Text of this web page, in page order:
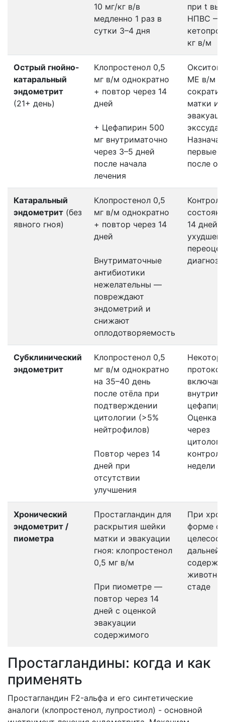
10 мг/кг в/в
медленно 1 раз в
сутки 3–4 дня
при t
НПВС —
кг в/м
Острый гнойно-
катаральный
эндометрит
(21+ день)
Клопростенол 0,5
мг в/м однократно
+ повтор через 14
дней
+ Цефапирин 500
мг внутриматочно
через 3–5 дней
после начала
лечения
МЕ в/м
матки и
первые
после
Катаральный
эндометрит (без
явного гноя)
Клопростенол 0,5
мг в/м однократно
+ повтор через 14
дней
Внутриматочные
антибиотики
нежелательны —
повреждают
эндометрий и
снижают
оплодотворяемость
Контроль
14 дней.
диагноза
Субклинический
эндометрит
Клопростенол 0,5
мг в/м однократно
на 35–40 день
после отёла при
подтверждении
цитологии (>5%
нейтрофилов)
Повтор через 14
дней при
отсутствии
улучшения
Оценка
через
недели
Хронический
эндометрит /
пиометра
Простагландин для
раскрытия шейки
матки и эвакуации
гноя: клопростенол
0,5 мг в/м
При пиометре —
повтор через 14
дней с оценкой
эвакуации
содержимого
При
форме
стаде
Простагландины: когда и как
применять
Простагландин F2-альфа и его синтетические
аналоги (клопростенол, лупростиол) - основной